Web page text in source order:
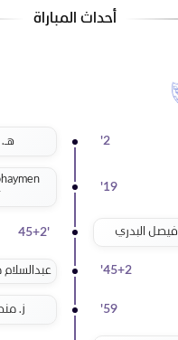
أحداث المباراة
2
'
19
'
فيصل البدري 45+2'
45+2
'
59
' ز.